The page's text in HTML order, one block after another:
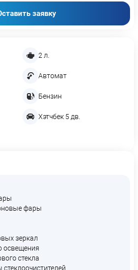
2 л.
Автомат
Бензин
Хэтчбек 5 дв.
фары
зеркал
освещения
стекла
заявку